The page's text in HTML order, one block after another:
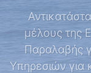
μέλους της
Παραλαβής
Υπηρεσιών